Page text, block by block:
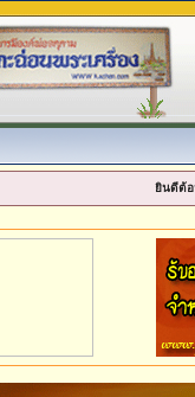
ยินดีต้อ